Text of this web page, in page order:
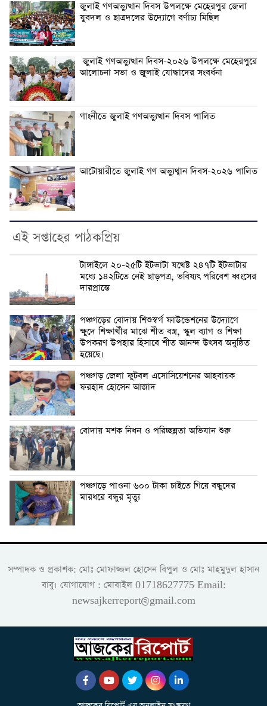
জুলাই গণঅভ্যুত্থান দিবস উপলক্ষে মেহেরপুর জেলা
যুবদল ও ছাত্রদলের উদ্যোগে বর্ণাঢ্য মিছিল
জুলাই গণঅভ্যুত্থান দিবস-২০২৬ উপলক্ষে মেহেরপুরে
আলোচনা সভা ও জুলাই যোদ্ধাদের সংবর্ধনা
গাংনীতে জুলাই গণঅভ্যুত্থান দিবস পালিত
আটোয়ারীতে জুলাই গণ অভ্যুথ্বান দিবস-২০২৬ পালিত
এই সপ্তাহের পাঠকপ্রিয়
টাঙ্গাইলে ২০-২৫টি ইটভাটা যথেষ্ট ২৪৭টি ইটভাটার
মধ্যে ১৪২টিতে নেই ছাড়পত্র, ভবিষ্যৎ পরিবেশ ধ্বংসের
দারপ্রান্তে
পঞ্চগড়ের বোদায় শিশুস্বর্গ ফাউন্ডেশনের উদ্যোগে
ক্ষুদে শিক্ষার্থীর মাঝে শীত বস্ত্র, স্কুল ব্যাগ ও শিক্ষা
উপকরণ উপহার হিসাবে শীত আনন্দ উৎসব অনুষ্ঠিত
হয়েছে।
পঞ্চগড় জেলা ফুটবল এসোসিয়েশনের আহবায়ক
ফরহাদ হোসেন আজাদ
বোদায় মশক নিধন ও পরিচ্ছন্নতা অভিযান শুরু
পঞ্চগড়ে পাওনা ৬০০ টাকা চাইতে গিয়ে বন্ধুদের
মারধরে বন্ধুর মৃত্যু
সম্পাদক ও প্রকাশক: মোঃ মোফাজ্জল হোসেন বিপুল ও মোঃ মাহমুদুল হাসান
বাবু। যোগাযোগ : মোবাইল 01718627775 Email:
newsajkerreport@gmail.com